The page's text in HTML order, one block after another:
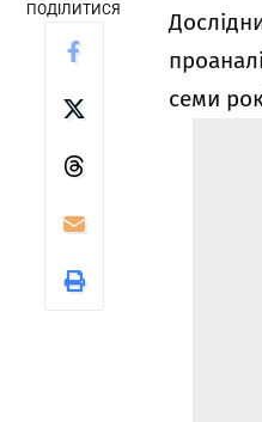
ПОДІЛИТИСЯ
семи